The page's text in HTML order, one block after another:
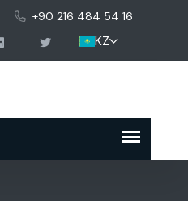
+90 216 484 54 16
KZ